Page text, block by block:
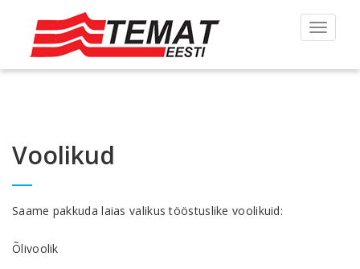
Toggle
Voolikud
Saame pakkuda laias valikus tööstuslike voolikuid:
Õlivoolik